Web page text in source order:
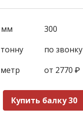
мм
300
по звонку
от 2770 ₽
Купить балку 30